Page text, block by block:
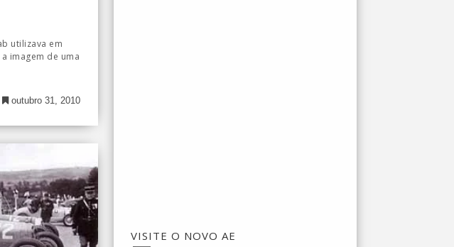
utilizava em
imagem de uma
outubro 31, 2010
VISITE O NOVO AE